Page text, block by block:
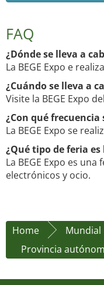
FAQ
¿Dónde se lleva a
La BEGE Expo e
¿Cuándo se lleva a
Visite la BEGE Expo
¿Con qué frecuencia
La BEGE Expo se
¿Qué tipo de feria es
La BEGE Expo es
electrónicos y ocio.
Home Mundial
Provincia